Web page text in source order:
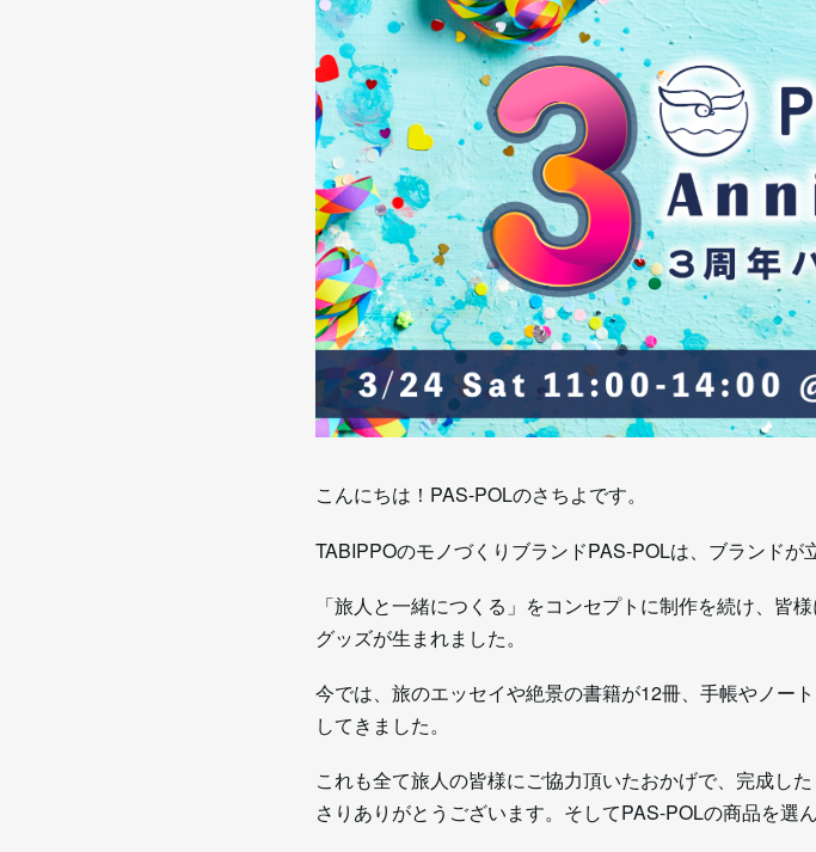
こんにちは！PAS-POLのさちよです。
TABIPPOのモノづくりブランドPAS-POLは、ブランドが
「旅人と一緒につくる」をコンセプトに制作を続け、皆
グッズが生まれました。
今では、旅のエッセイや絶景の書籍が12冊、手帳やノー
してきました。
これも全て旅人の皆様にご協力頂いたおかげで、完成し
さりありがとうございます。そしてPAS-POLの商品を選